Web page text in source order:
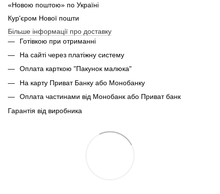
«Новою поштою» по Україні
Кур'єром Нової пошти
Більше інформації про доставку
Готівкою при отриманні
На сайті через платіжну систему
Оплата карткою "Пакунок малюка"
На карту Приват Банку або Монобанку
Оплата частинами від Монобанк або Приват банк
Гарантія від виробника